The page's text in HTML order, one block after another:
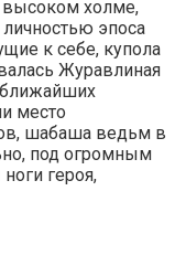
высоком холме,
эпоса
к себе, купола
Журавлиная
ближайших
место
шабаша ведьм в
под огромным
героя,